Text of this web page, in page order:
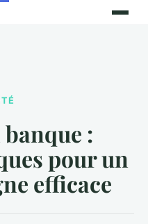
:
pour un
efficace